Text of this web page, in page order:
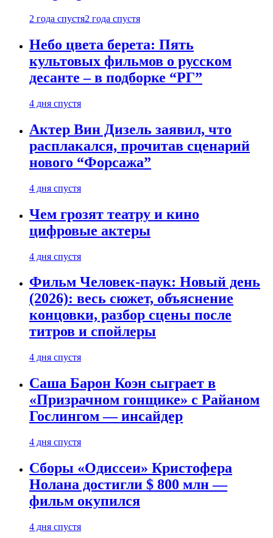
2 года спустя2 года спустя
Небо цвета берета: Пять
культовых фильмов о русском
десанте – в подборке “РГ”
4 дня спустя
Актер Вин Дизель заявил, что
расплакался, прочитав сценарий
нового “Форсажа”
4 дня спустя
Чем грозят театру и кино
цифровые актеры
4 дня спустя
Фильм Человек-паук: Новый день
(2026): весь сюжет, объяснение
концовки, разбор сцены после
титров и спойлеры
4 дня спустя
Саша Барон Коэн сыграет в
«Призрачном гонщике» с Райаном
Гослингом — инсайдер
4 дня спустя
Сборы «Одиссеи» Кристофера
Нолана достигли $ 800 млн —
фильм окупился
4 дня спустя